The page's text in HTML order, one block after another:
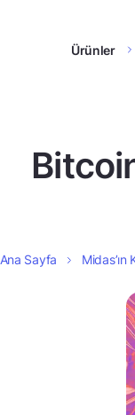
Ürünler
Ana Sayfa Midas’ın